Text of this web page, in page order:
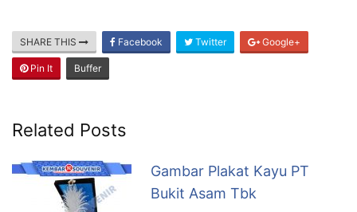
SHARE THIS Facebook Twitter Google+
Pin It Buffer
Related Posts
Gambar Plakat Kayu PT
Bukit Asam Tbk